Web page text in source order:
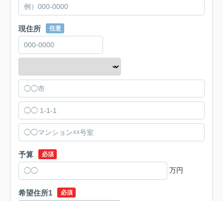
現住所 任意
予算 必須
万円
希望住所1 必須